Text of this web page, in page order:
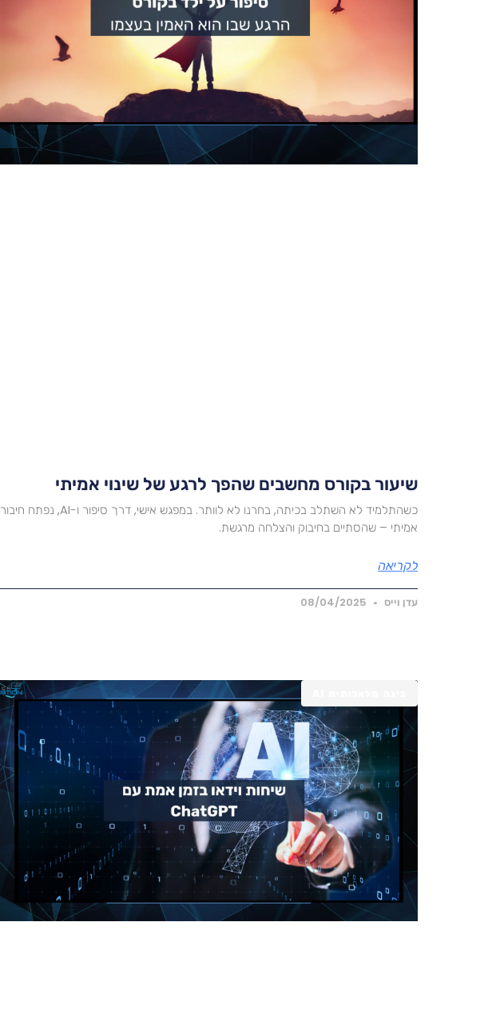
שיעור בקורס מחשבים שהפך לרגע של שינוי אמיתי
כשהתלמיד לא השתלב בכיתה, בחרנו לא לוותר. במפגש אישי, דרך סיפור ו-AI, נפתח חיבור
אמיתי – שהסתיים בחיבוק והצלחה מרגשת.
לקריאה
עדן וייס